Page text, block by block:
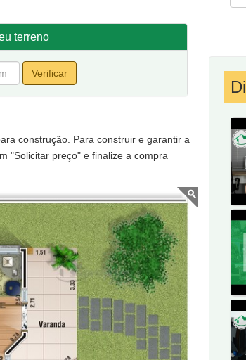
terreno
Verificar
construção. Para construir e garantir a
"Solicitar preço" e finalize a compra